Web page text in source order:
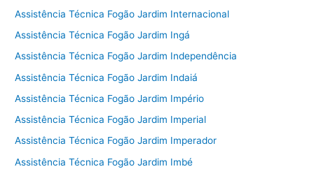
Assistência Técnica Fogão Jardim Internacional
Assistência Técnica Fogão Jardim Ingá
Assistência Técnica Fogão Jardim Independência
Assistência Técnica Fogão Jardim Indaiá
Assistência Técnica Fogão Jardim Império
Assistência Técnica Fogão Jardim Imperial
Assistência Técnica Fogão Jardim Imperador
Assistência Técnica Fogão Jardim Imbé